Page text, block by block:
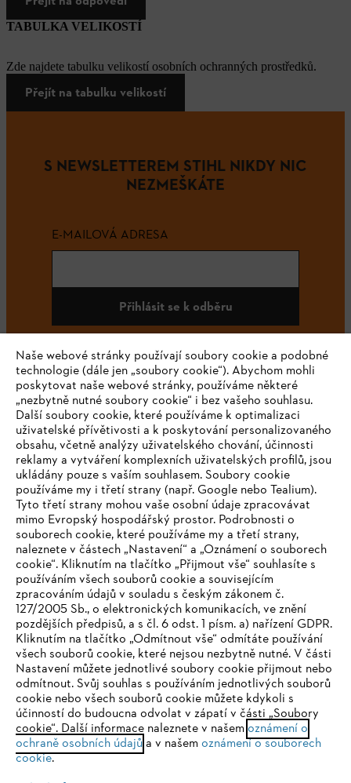
TABULKA VELIKOSTÍ
Zde najdete tabulku velikostí osobních ochranných prostředků.
Přejít na tabulku velikostí
S NEWSLETTEREM STIHL NIKDY NIC
NEZMEŠKÁTE
E-MAILOVÁ ADRESA
Přihlásit se k odběru
#STIHL
Společnost
STIHL FAQ
Služby
Ochrana osobních údajů Právní doložka Cookies
IHR BROWSER WIRD NICHT
UNTERSTÜTZT
Sie nutzen einen Browser, den wir noch nicht unterstützen. Für
eine optimale Nutzung unserer Seite empfehlen wir Ihnen, zu
einem der folgenden Browser zu wechseln:
Naše webové stránky používají soubory cookie a podobné
technologie (dále jen „soubory cookie“). Abychom mohli
poskytovat naše webové stránky, používáme některé
„nezbytně nutné soubory cookie“ i bez vašeho souhlasu.
Další soubory cookie, které používáme k optimalizaci
uživatelské přívětivosti a k poskytování personalizovaného
obsahu, včetně analýzy uživatelského chování, účinnosti
reklamy a vytváření komplexních uživatelských profilů, jsou
ukládány pouze s vaším souhlasem. Soubory cookie
používáme my i třetí strany (např. Google nebo Tealium).
Tyto třetí strany mohou vaše osobní údaje zpracovávat
mimo Evropský hospodářský prostor. Podrobnosti o
souborech cookie, které používáme my a třetí strany,
naleznete v částech „Nastavení“ a „Oznámení o souborech
cookie“. Kliknutím na tlačítko „Přijmout vše“ souhlasíte s
používáním všech souborů cookie a souvisejícím
zpracováním údajů v souladu s českým zákonem č.
127/2005 Sb., o elektronických komunikacích, ve znění
pozdějších předpisů, a s čl. 6 odst. 1 písm. a) nařízení GDPR.
Kliknutím na tlačítko „Odmítnout vše“ odmítáte používání
všech souborů cookie, které nejsou nezbytně nutné. V části
Nastavení můžete jednotlivé soubory cookie přijmout nebo
odmítnout. Svůj souhlas s používáním jednotlivých souborů
cookie nebo všech souborů cookie můžete kdykoli s
účinností do budoucna odvolat v zápatí v části „Soubory
cookie“. Další informace naleznete v našem oznámení o
ochraně osobních údajůa v našem oznámení o souborech
cookie.